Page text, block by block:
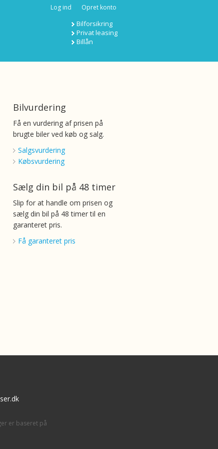
Log ind Opret konto
Bilforsikring
Privat leasing
Billån
Bilvurdering
Få en vurdering af prisen på
brugte biler ved køb og salg.
Salgsvurdering
Købsvurdering
Sælg din bil på 48 timer
Slip for at handle om prisen og
sælg din bil på 48 timer til en
garanteret pris.
Få garanteret pris
er baseret på